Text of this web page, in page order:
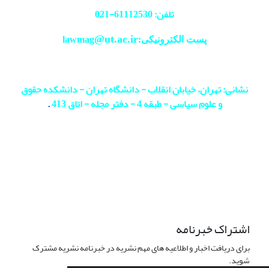
تلفن: 61112530-
021
پست الکترونیکی:lawmag@ut.ac.ir
نشانی: تهران، خیابان انقلاب - دانشگاه تهران - دانشکده حقوق
و علوم سیاسی - طبقه 4 - دفتر مجله - اتاق 413
.
اشتراک خبرنامه
برای دریافت اخبار و اطلاعیه های مهم نشریه در خبرنامه نشریه مشترک
شوید.